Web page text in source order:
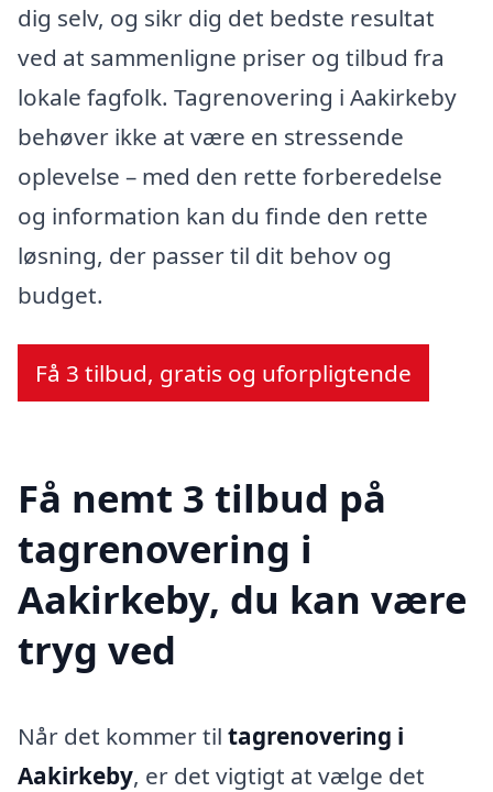
dig selv, og sikr dig det bedste resultat
ved at sammenligne priser og tilbud fra
lokale fagfolk. Tagrenovering i Aakirkeby
behøver ikke at være en stressende
oplevelse – med den rette forberedelse
og information kan du finde den rette
løsning, der passer til dit behov og
budget.
Få 3 tilbud, gratis og uforpligtende
Få nemt 3 tilbud på
tagrenovering i
Aakirkeby, du kan være
tryg ved
Når det kommer til tagrenovering i
Aakirkeby, er det vigtigt at vælge det